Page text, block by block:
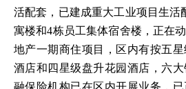
活配套，已建成重大工业项目生活
寓楼和4栋员工集体宿舍楼，正在
地产一期商住项目，区内有按五
酒店和四星级盘升花园酒店，六
融保险机构已在区内开展业务，